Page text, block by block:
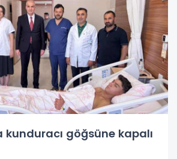
göğsüne kapalı